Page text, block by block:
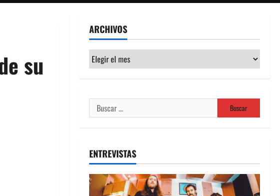
su
ARCHIVOS
Archivos
Buscar:
ENTREVISTAS